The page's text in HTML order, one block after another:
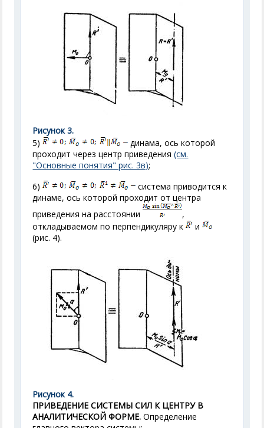
Рисунок 3.
5)
динама, ось которой
проходит через центр приведения(см.
"Основные понятия" рис. 3в);
6)
система приводится к
динаме, ось которой проходит от центра
приведения на расстоянии
,
откладываемом по перпендикуляру к
и
(рис. 4).
Рисунок 4.
ПРИВЕДЕНИЕ СИСТЕМЫ СИЛ К ЦЕНТРУ В
АНАЛИТИЧЕСКОЙ ФОРМЕ. Определение